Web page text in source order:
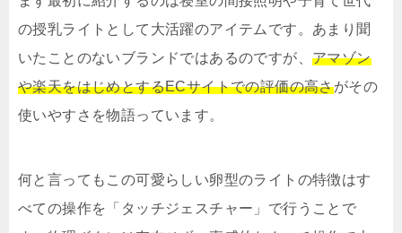
の授乳ライトとして大活躍のアイテムです。あまり聞
いたことのないブランドではあるのですが、 アマゾン
や楽天をはじめとするECサイトでの評価の高さがその
使いやすさを物語っています。
何と言ってもこの可愛らしい卵型のライトの特徴はす
べての操作を「タッチジェスチャー」で行うことで